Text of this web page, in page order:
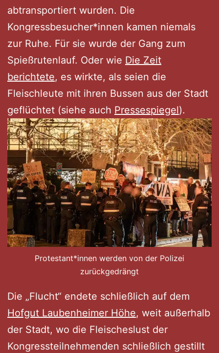
abtransportiert wurden. Die
Kongressbesucher*innen kamen niemals
zur Ruhe. Für sie wurde der Gang zum
Spießrutenlauf. Oder wie Die Zeit
berichtete, es wirkte, als seien die
Fleischleute mit ihren Bussen aus der Stadt
geflüchtet (siehe auch Pressespiegel).
Protestant*innen werden von der Polizei
zurückgedrängt
Die „Flucht“ endete schließlich auf dem
Hofgut Laubenheimer Höhe, weit außerhalb
der Stadt, wo die Fleischeslust der
Kongressteilnehmenden schließlich gestillt